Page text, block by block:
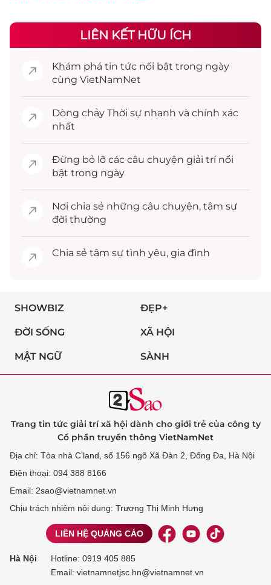
LIÊN KẾT HỮU ÍCH
Khám phá tin tức nổi bật trong ngày
cùng VietNamNet
Dòng chảy Thời sự nhanh và chính xác
nhất
Đừng bỏ lỡ các câu chuyện giải trínổi
bật trong ngày
Nơi chia sẻ những câu chuyện, tâm sự
đời thường
Chia sẻ tâm sự tình yêu, gia đình
SHOWBIZ ĐẸP+
ĐỜI SỐNG XÃ HỘI
MẬT NGỮ SÀNH
Trang tin tức giải trí xã hội dành cho giới trẻ của công ty
Cổ phần truyền thông VietNamNet
Địa chỉ: Tòa nhà C’land, số 156 ngõ Xã Đàn 2, Đống Đa, Hà Nội
Điện thoại: 094 388 8166
Email: 2sao@vietnamnet.vn
Chịu trách nhiệm nội dung: Trương Thị Minh Hưng
LIÊN HỆ QUẢNG CÁO
Hà Nội Hotline: 0919 405 885
Email: vietnamnetjsc.hn@vietnamnet.vn